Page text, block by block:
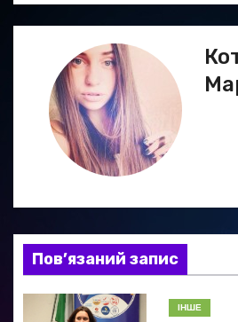
г
з
а
п
Пов’язаний запис
ІНШЕ